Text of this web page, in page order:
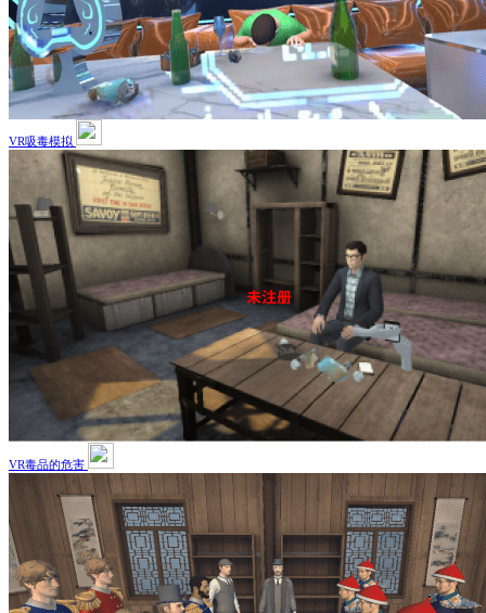
VR吸毒模拟
VR毒品的危害